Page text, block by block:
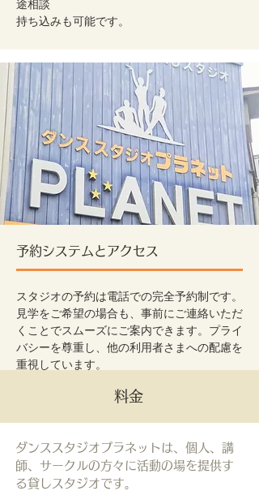
途相談
​持ち込みも可能です。
予約システムとアクセス
スタジオの予約は電話での完全予約制です。
見学をご希望の場合も、事前にご連絡いただ
くことでスムーズにご案内できます。プライ
バシーを尊重し、他の利用者さまへの配慮を
重視しています。
084-973-0180
料金
ダンススタジオプラネットは、個人、講
師、サークルの方々に活動の場を提供す
る貸しスタジオです。